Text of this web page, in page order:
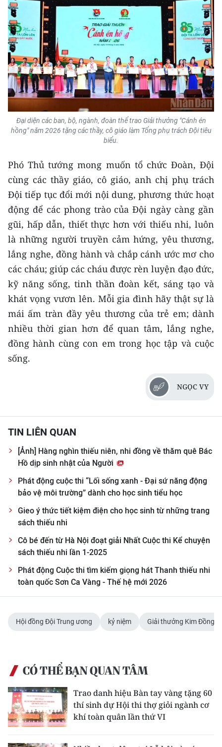
Đại diện các ban, bộ, ngành, đoàn thể trao Giải thưởng "Cánh én
hồng" năm 2026 tặng các thầy, cô giáo làm Tổng phụ trách Đội tiêu
biểu.
Phó Thủ tướng mong muốn tổ chức Đoàn, Đội
cùng các thầy giáo, cô giáo, anh chị phụ trách
Đội tiếp tục đổi mới nội dung, phương thức hoạt
động để các phong trào của Đội ngày càng gần
gũi, hấp dẫn, thiết thực hơn với thiếu nhi, luôn
là những người truyền cảm hứng, yêu thương,
lắng nghe, đồng hành và chắp cánh ước mơ cho
các cháu; giúp các cháu được rèn luyện đạo đức,
kỹ năng sống, tinh thần đoàn kết, sáng tạo và
khát vọng vươn lên. Mỗi gia đình hãy thật sự là
mái ấm tràn đầy yêu thương của trẻ em; dành
nhiều thời gian hơn để quan tâm, lắng nghe,
đồng hành cùng con em trong học tập và cuộc
sống.
NGỌC VY
TIN LIÊN QUAN
[Ảnh] Hàng nghìn thiếu niên, nhi đồng về thăm quê Bác
Hồ dịp sinh nhật của Người
Phát động cuộc thi “Lối sống xanh - Đại sứ năng động
bảo vệ môi trường” dành cho học sinh tiểu học
Gieo ý thức tiết kiệm điện cho học sinh từ những trang
sách thiếu nhi
Cô bé đến từ Hà Nội đoạt giải Nhất Cuộc thi Kể chuyện
sách thiếu nhi lần 1-2025
Phát động Cuộc thi tìm kiếm giọng hát Thanh thiếu nhi
toàn quốc Sơn Ca Vàng - Thế hệ mới 2026
Hội đồng Đội Trung ương kỷ niệm Giải thưởng Kim Đồng
CÓ THỂ BẠN QUAN TÂM
Trao danh hiệu Bàn tay vàng tặng 60
thí sinh dự Hội thi thợ giỏi ngành cơ
khí toàn quân lần thứ VI